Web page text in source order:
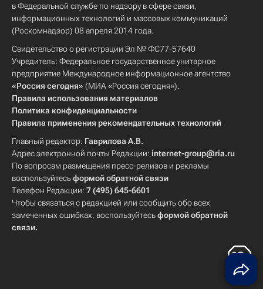
в Федеральной службе по надзору в сфере связи,
информационных технологий и массовых коммуникаций
(Роскомнадзор) 08 апреля 2014 года.
Свидетельство о регистрации Эл № ФС77-57640
Учредитель: Федеральное государственное унитарное
предприятие Международное информационное агентство
«Россия сегодня» (МИА «Россия сегодня»).
Правила использования материалов
Политика конфиденциальности
Правила применения рекомендательных технологий
Главный редактор: Гаврилова А.В.
Адрес электронной почты Редакции: internet-group@ria.ru
По вопросам размещения пресс-релизов и рекламы
воспользуйтесьформой обратной связи
Телефон Редакции: 7 (495) 645-6601
Чтобы связаться с редакцией или сообщить обо всех
замеченных ошибках, воспользуйтесьформой обратной
связи.